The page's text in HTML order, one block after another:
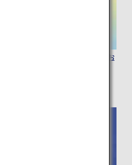
たは48時間乗り放題で楽しめるお